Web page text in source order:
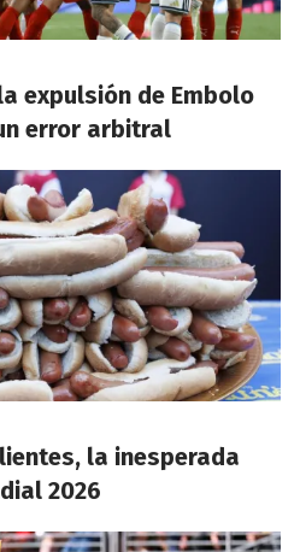
expulsión de Embolo
error arbitral
la inesperada
2026